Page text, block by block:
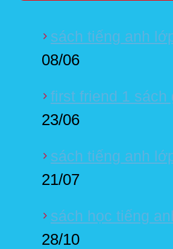
sách tiếng anh
08/06
first friend 1 sách
23/06
sách tiếng anh
21/07
sách học tiếng
28/10